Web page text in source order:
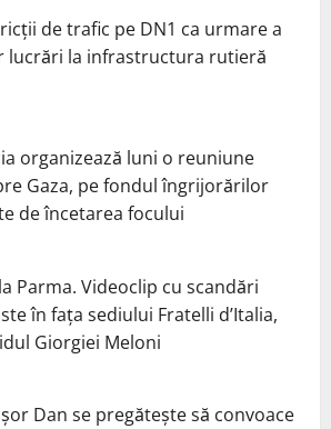
de trafic pe DN1 ca urmare a
lucrări la infrastructura rutieră
organizează luni o reuniune
Gaza, pe fondul îngrijorărilor
de încetarea focului
Parma. Videoclip cu scandări
în fața sediului Fratelli d’Italia,
Giorgiei Meloni
Dan se pregăteşte să convoace